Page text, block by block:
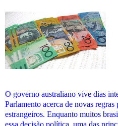
O governo australiano vive dias
Parlamento acerca de novas
estrangeiros. Enquanto muitos